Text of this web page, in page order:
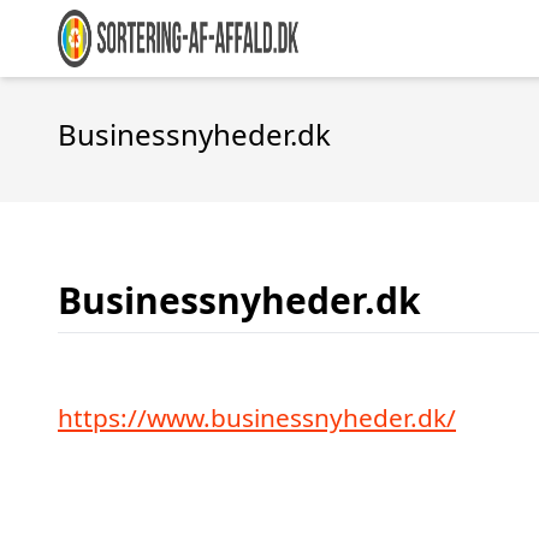
Businessnyheder.dk
Businessnyheder.dk
https://www.businessnyheder.dk/